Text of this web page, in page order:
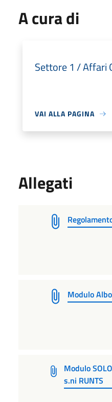
A cura di
Settore 1 / Affari
VAI ALLA PAGINA
Allegati
Modulo
Modulo
s.ni RUNTS